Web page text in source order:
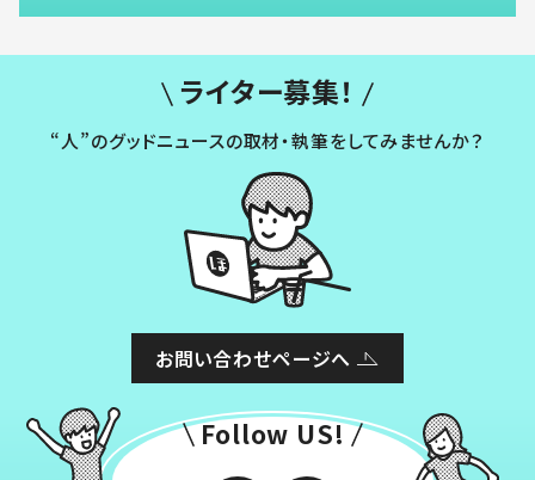
ライター募集！
“人”のグッドニュースの取材・執筆をしてみませんか？
お問い合わせページへ
Follow US!